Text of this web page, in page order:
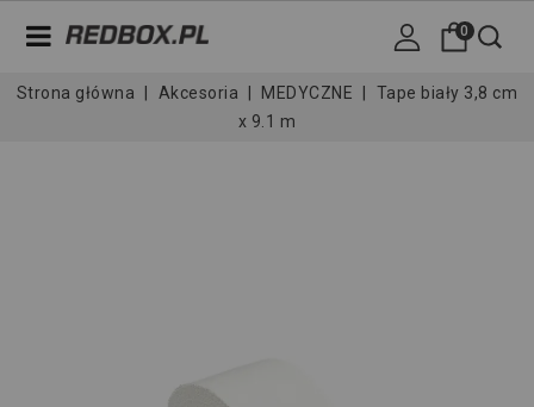
0
Strona główna Akcesoria MEDYCZNE
Tape biały 3,8 cm
x 9.1 m